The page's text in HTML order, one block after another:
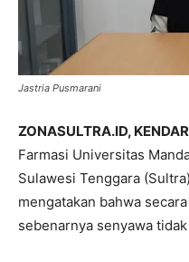
Jastria Pusmarani
ZONASULTRA.ID,
Farmasi Universitas
Sulawesi Tenggara
mengatakan bahwa
sebenarnya senyawa